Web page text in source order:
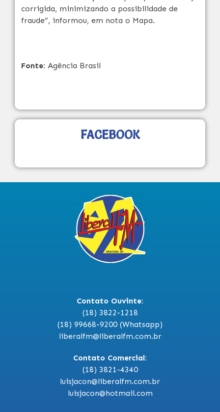
corrigida, minimizando a possibilidade de
fraude”, informou, em nota o Mapa.
Fonte: Agência Brasil
FACEBOOK
Contato Ouvinte:
(18) 3822-1218
(18) 99668-9200 (Whatsapp)
liberalfm@liberalfm.com.br
Contato Comercial:
(18) 3821-4340
luisjacon@liberalfm.com.br
luisjacon@hotmail.com